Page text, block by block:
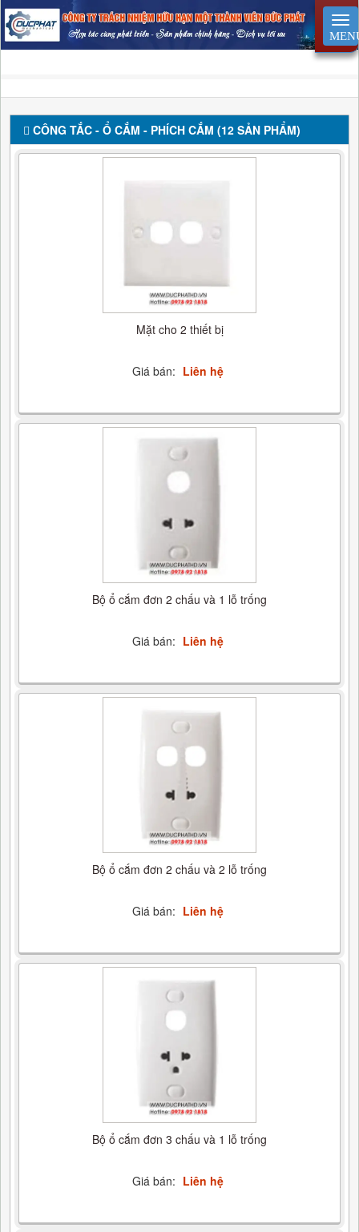
CÔNG TẮC - Ổ CẮM - PHÍCH CẮM (12 SẢN PHẨM)
Mặt cho 2 thiết bị
Giá bán: Liên hệ
Bộ ổ cắm đơn 2 chấu và 1 lỗ trống
Giá bán: Liên hệ
Bộ ổ cắm đơn 2 chấu và 2 lỗ trống
Giá bán: Liên hệ
Bộ ổ cắm đơn 3 chấu và 1 lỗ trống
Giá bán: Liên hệ